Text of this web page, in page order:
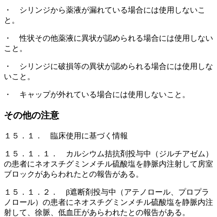
・ シリンジから薬液が漏れている場合には使用しないこ
と。
・ 性状その他薬液に異状が認められる場合には使用しない
こと。
・ シリンジに破損等の異状が認められる場合には使用しな
いこと。
・ キャップが外れている場合には使用しないこと。
その他の注意
１５．１． 臨床使用に基づく情報
１５．１．１． カルシウム拮抗剤投与中（ジルチアゼム）
の患者にネオスチグミンメチル硫酸塩を静脈内注射して房室
ブロックがあらわれたとの報告がある。
１５．１．２． β遮断剤投与中（アテノロール、プロプラ
ノロール）の患者にネオスチグミンメチル硫酸塩を静脈内注
射して、徐脈、低血圧があらわれたとの報告がある。